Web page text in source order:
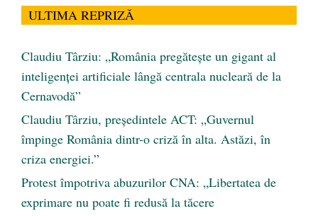
ULTIMA REPRIZĂ
Claudiu Târziu: „România pregătește un gigant al
inteligenței artificiale lângă centrala nucleară de la
Cernavodă”
Claudiu Târziu, președintele ACT: „Guvernul
împinge România dintr-o criză în alta. Astăzi, în
criza energiei.”
Protest împotriva abuzurilor CNA: „Libertatea de
exprimare nu poate fi redusă la tăcere